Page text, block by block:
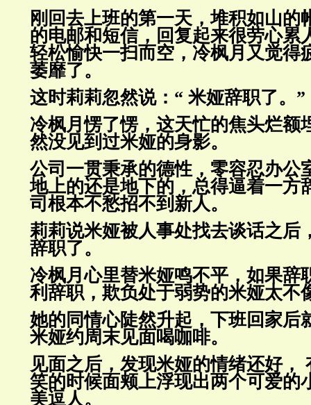
刚回去上班的第一天，堆积如山的
的电邮和短信，回复起来很劳心累
轻松愉快一扫而空，冷枫月又觉得
萎靡了。
这时莉莉忽然说：“ 米娅辞职了。”
冷枫月愣了愣，这天忙的焦头烂额
然没见到过米娅的身影。
公司一贯秉承的德性，零容忍办公
地上的还是地下的，总得逼着一方
司根本不愁招不到新人。
莉莉说米娅被人事处找去谈话之后
辞职了。
冷枫月心里替米娅鸣不平，如果辞
利辞职，欺负处于弱势的米娅太不
她的同情心陡然升起，下班回家后
米娅约周末见面喝咖啡。
见面之后，发现米娅的情绪还好，
笑的时候面颊上浮现出两个可爱的
美逗人。